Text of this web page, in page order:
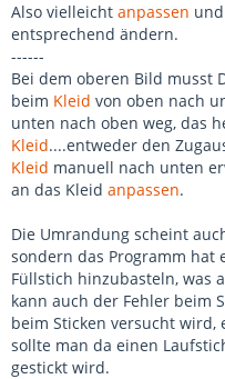
Also vielleicht anpassen
entsprechend ändern.
------
Bei dem oberen Bild musst
beim Kleid von oben nach
unten nach oben weg, das
Kleid....entweder den
Kleid manuell nach unten
an das Kleid anpassen.
Die Umrandung scheint
sondern das Programm hat
Füllstich hinzubasteln, was
kann auch der Fehler beim
beim Sticken versucht
sollte man da einen
gestickt wird.